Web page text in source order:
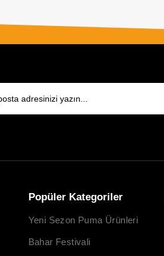
Popüler Kategoriler
Yeni Sezon Puma Ürünleri
Bahar Festivali